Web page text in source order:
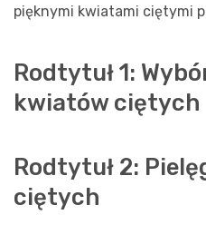
pięknymi kwiatami ciętymi
Rodtytuł 1:
kwiatów ciętych
Rodtytuł 2:
ciętych